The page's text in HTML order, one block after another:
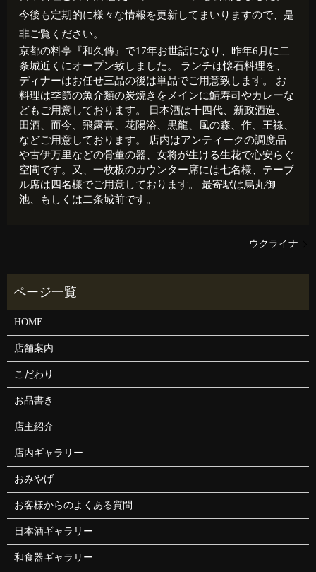
今後も定期的に様々な情報を更新してまいりますので、是
非ご覧ください。
京都の料亭『和久傳』で17年お世話になり、昨年6月に二
条城近くにオープン致しました。 ランチは懐石料理を、
ディナーはお任せ三品の後は単品でご用意致します。 お
料理は季節の魚介類の炭焼きをメインに鯖寿司やカレーな
どもご用意しております。 日本酒は十四代、新政酒造、
田酒、而今、飛露喜、花陽浴、黒龍、風の森、作、王祿、
などご用意しております。 店内はアンティークの調度品
や古伊万里などの骨董の器、女将が生ける生花で心安らぐ
空間です。又、一枚板のカウンター席には七名様、テーブ
ル席は四名様でご用意しております。 最寄駅は烏丸御
池、もしくは二条城前です。
ウクライナ
HOME
店舗案内
こだわり
お品書き
店主紹介
店内ギャラリー
おみやげ
お客様からのよくある質問
日本酒ギャラリー
和食器ギャラリー